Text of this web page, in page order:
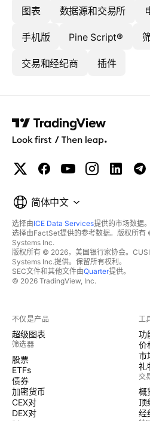
图表 数据源和交易所
手机版 Pine Script®
交易和经纪商 插件
简体中文
选择由ICE Data Services提供的市场数据。
选择由FactSet提供的参考数据。版权所
Systems Inc.
版权所有 © 2026，美国银行家协会。
Systems Inc.提供。保留所有权利。
SEC文件和其他文件由Quarter提供。
© 2026 TradingView, Inc.
不仅是产品
超级图表
筛选器
股票
ETFs
债券
加密货币
CEX对
DEX对
工
功
价
市
礼
交
概
顶
经